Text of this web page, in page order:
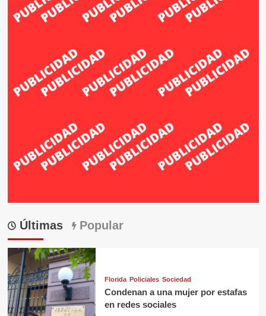
Últimas Popular
Florida Policiales Sociedad
Condenan a una mujer por estafas
en redes sociales